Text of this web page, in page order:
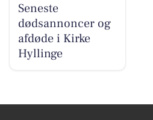
Seneste
dødsannoncer og
afdøde i Kirke
Hyllinge